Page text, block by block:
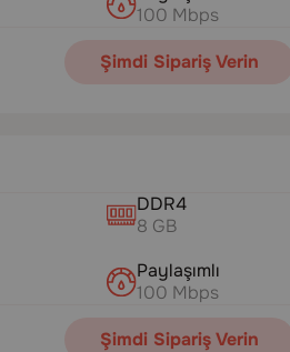
100 Mbps
Şimdi Sipariş Verin
DDR4
8 GB
Paylaşımlı
100 Mbps
Şimdi Sipariş Verin